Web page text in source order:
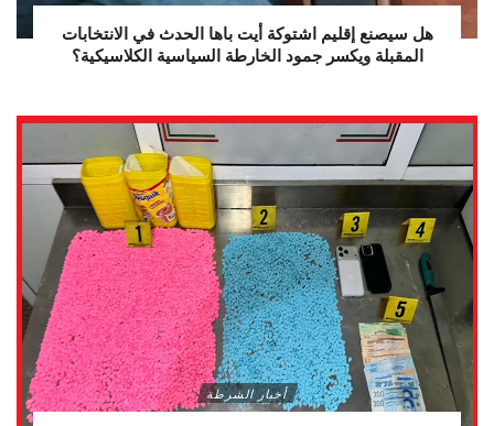
هل سيصنع إقليم اشتوكة أيت باها الحدث في الانتخابات
المقبلة ويكسر جمود الخارطة السياسية الكلاسيكية؟
أخبار الشرطة